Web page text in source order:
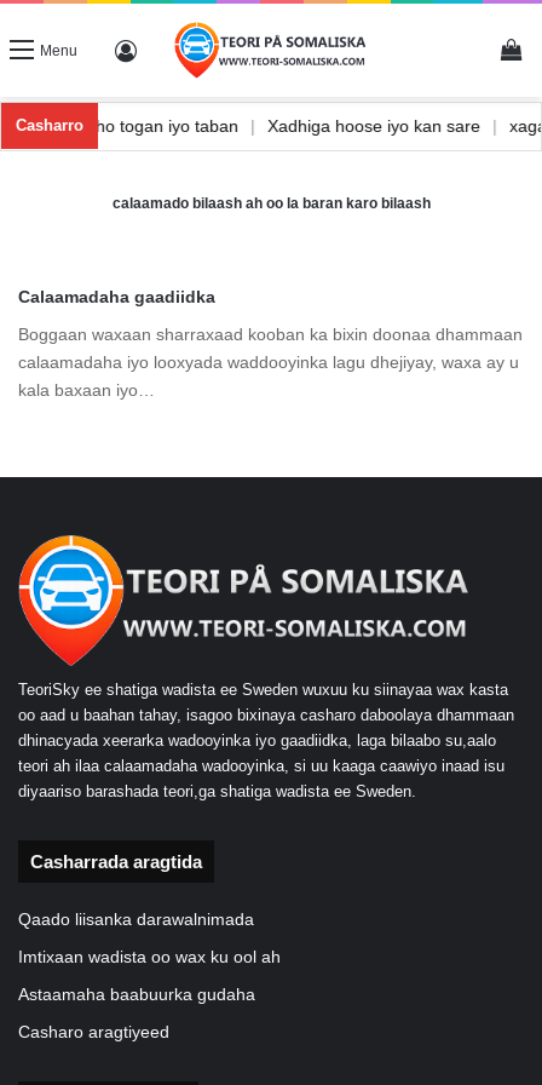
Menu Log In
Casharro
| Waxbarasho togan iyo taban | Xadhiga hoose iyo kan sare |
calaamado bilaash ah oo la baran karo bilaash
Calaamadaha gaadiidka
Boggaan waxaan sharraxaad kooban ka bixin doonaa dhammaan
calaamadaha iyo looxyada waddooyinka lagu dhejiyay, waxa ay u
kala baxaan iyo…
TeoriSky ee shatiga wadista ee Sweden wuxuu ku siinayaa wax kasta
oo aad u baahan tahay, isagoo bixinaya casharo daboolaya dhammaan
dhinacyada xeerarka wadooyinka iyo gaadiidka, laga bilaabo su,aalo
teori ah ilaa calaamadaha wadooyinka, si uu kaaga caawiyo inaad isu
diyaariso barashada teori,ga shatiga wadista ee Sweden.
Casharrada aragtida
Qaado liisanka darawalnimada
Imtixaan wadista oo wax ku ool ah
Astaamaha baabuurka gudaha
Casharo aragtiyeed